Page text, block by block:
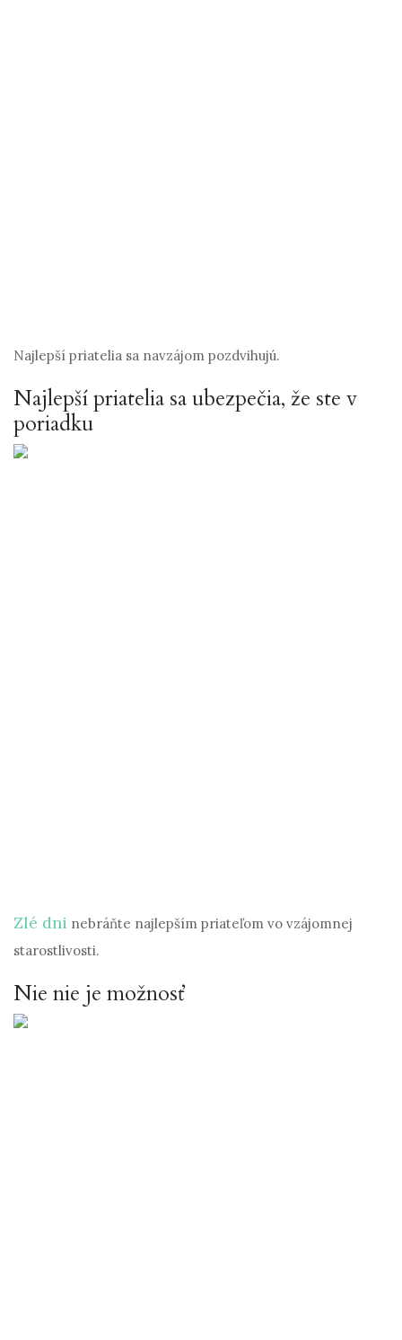
Najlepší priatelia sa navzájom pozdvihujú.
Najlepší priatelia sa ubezpečia, že ste v
poriadku
Zlé dni nebráňte najlepším priateľom vo vzájomnej
starostlivosti.
Nie nie je možnosť